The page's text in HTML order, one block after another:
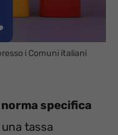
i Comuni italiani
specifica
tassa